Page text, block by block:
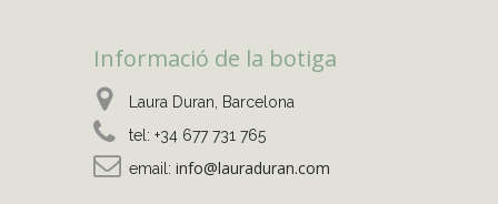
Informació de la botiga
Laura Duran, Barcelona
tel: +34 677 731 765
email: info@lauraduran.com